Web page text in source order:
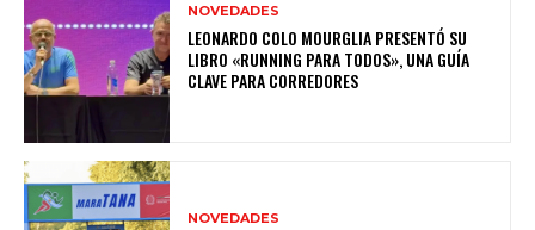
NOVEDADES
LEONARDO COLO MOURGLIA PRESENTÓ SU
LIBRO «RUNNING PARA TODOS», UNA GUÍA
CLAVE PARA CORREDORES
NOVEDADES